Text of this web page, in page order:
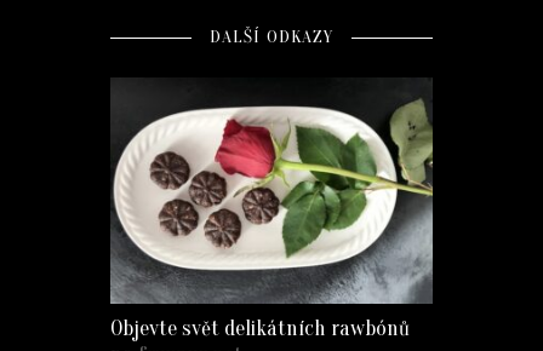
DALŠÍ ODKAZY
Objevte svět delikátních rawbónů